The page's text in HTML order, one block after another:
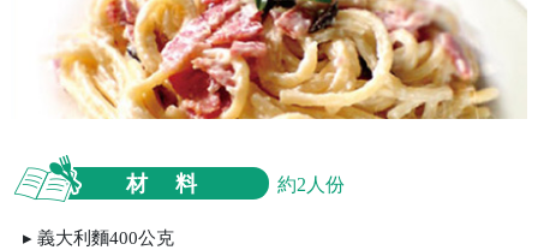
材 料 約2人份
義大利麵400公克